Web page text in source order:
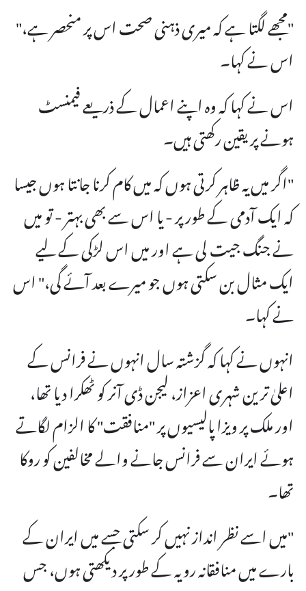
"مجھے لگتا ہے کہ میری ذہنی صحت اس پر منحصر ہے،"
اس نے کہا۔
اس نے کہا کہ وہ اپنے اعمال کے ذریعے فیمنسٹ
ہونے پر یقین رکھتی ہیں۔
"اگر میں یہ ظاہر کرتی ہوں کہ میں کام کرنا جانتا ہوں جیسا
کہ ایک آدمی کے طور پر - یا اس سے بھی بہتر - تو میں
نے جنگ جیت لی ہے اور میں اس لڑکی کے لیے
ایک مثال بن سکتی ہوں جو میرے بعد آئے گی،" اس
نے کہا۔
انہوں نے کہا کہ گزشتہ سال انہوں نے فرانس کے
اعلیٰ ترین شہری اعزاز، لیجن ڈی آنر کو ٹھکرا دیا تھا،
اور ملک پر ویزا پالیسیوں پر "منافقت" کا الزام لگاتے
ہوئے ایران سے فرانس جانے والے مخالفین کو روکا
تھا۔
"میں اسے نظر انداز نہیں کر سکتی جسے میں ایران کے
بارے میں منافقانہ رویہ کے طور پر دیکھتی ہوں، جس